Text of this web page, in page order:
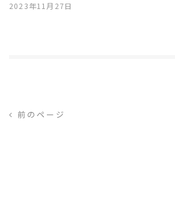
2023年11月27日
前のページ